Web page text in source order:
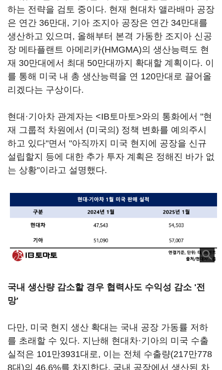
하는 전략을 검토 중이다. 현재 현대차 앨라배마 공장
은 연간 36만대, 기아 조지아 공장은 연간 34만대를
생산하고 있으며, 올해부터 본격 가동한 조지아 신공
장 메타플랜트 아메리카(HMGMA)의 생산능력도 현
재 30만대에서 최대 50만대까지 확대할 계획이다. 이
를 통해 미국 내 총 생산능력을 연 120만대로 끌어올
리겠다는 구상이다.
현대·기아차 관계자는 <IB토마토>와의 통화에서 "현
재 그룹적 차원에서 (미국의) 정책 변화를 예의주시
하고 있다"면서 "아직까지 미국 현지에 공장을 신규
설립할지 등에 대한 추가 투자 계획은 정해진 바가 없
는 상황"이라고 설명했다.
국내 생산량 감소할 경우 협력사도 수익성 감소 '전
망'
다만, 미국 현지 생산 확대는 국내 공장 가동률 저하
를 초래할 수 있다. 지난해 현대차·기아의 미국 수출
실적은 101만3931대로, 이는 전체 수출량(217만778
8대)의 46.6%를 차지한다. 국내 공장에서 생산된 차